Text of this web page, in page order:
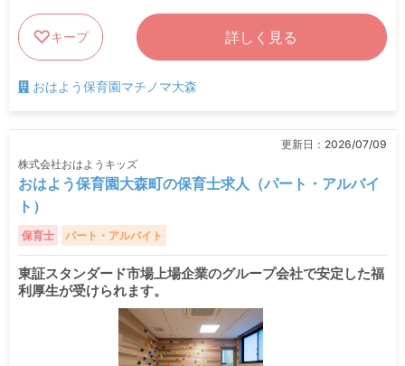
キープ 詳しく見る
おはよう保育園マチノマ大森
更新日： 2026/07/09
株式会社おはようキッズ
おはよう保育園大森町の保育士求人（パート・アルバイ
ト）
保育士 パート・アルバイト
東証スタンダード市場上場企業のグループ会社で安定した福
利厚生が受けられます。